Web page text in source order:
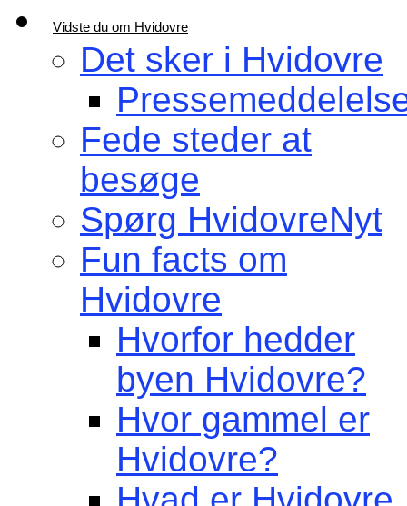
Vidste du om Hvidovre
Det sker i Hvidovre
Fede steder at
besøge
Spørg HvidovreNyt
Fun facts om
Hvidovre
Hvorfor hedder
byen Hvidovre?
Hvor gammel er
Hvidovre?